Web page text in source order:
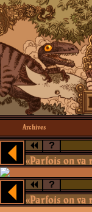
Archives
?
?